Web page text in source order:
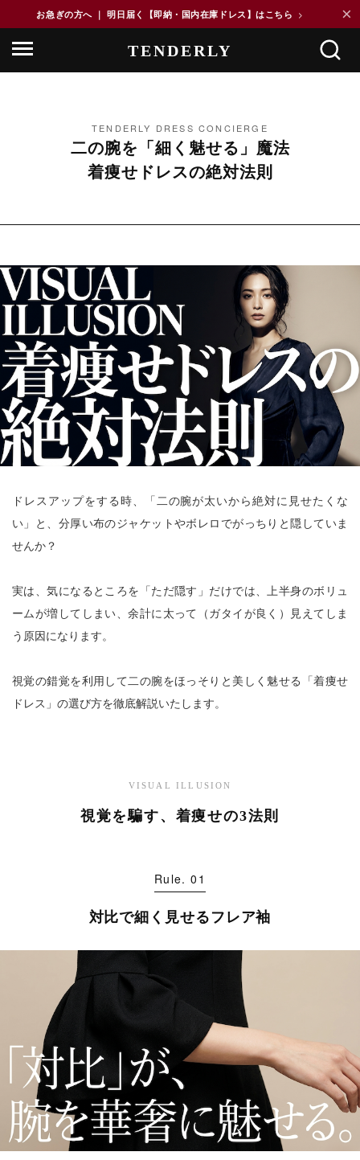
お急ぎの方へ ｜ 明日届く【即納・国内在庫ドレス】はこちら > ×
TENDERLY DRESS CONCIERGE
二の腕を「細く魅せる」魔法
着痩せドレスの絶対法則
ドレスアップをする時、「二の腕が太いから絶対に見せたくな
い」と、分厚い布のジャケットやボレロでがっちりと隠していま
せんか？
実は、気になるところを「ただ隠す」だけでは、上半身のボリュ
ームが増してしまい、余計に太って（ガタイが良く）見えてしま
う原因になります。
視覚の錯覚を利用して二の腕をほっそりと美しく魅せる「着痩せ
ドレス」の選び方を徹底解説いたします。
VISUAL ILLUSION
視覚を騙す、着痩せの3法則
Rule. 01
対比で細く見せるフレア袖